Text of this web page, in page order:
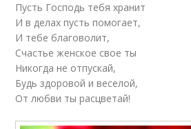
Пусть Господь тебя хранит
И в делах пусть помогает,
И тебе благоволит,
Счастье женское свое ты
Никогда не отпускай,
Будь здоровой и веселой,
От любви ты расцветай!